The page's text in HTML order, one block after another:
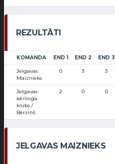
REZULTĀTI
KOMANDA END 1 END 2 END 3
Jelgavas
Maiznieks
0 3 3
Jelgavas
kērlinga
klubs /
Bērziņš
2 0 0
JELGAVAS MAIZNIEKS